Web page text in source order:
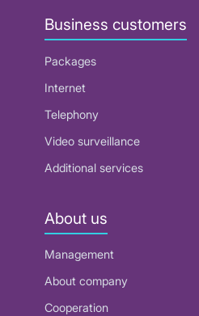
Business customers
Packages
Internet
Telephony
Video surveillance
Additional services
About us
Management
About company
Cooperation